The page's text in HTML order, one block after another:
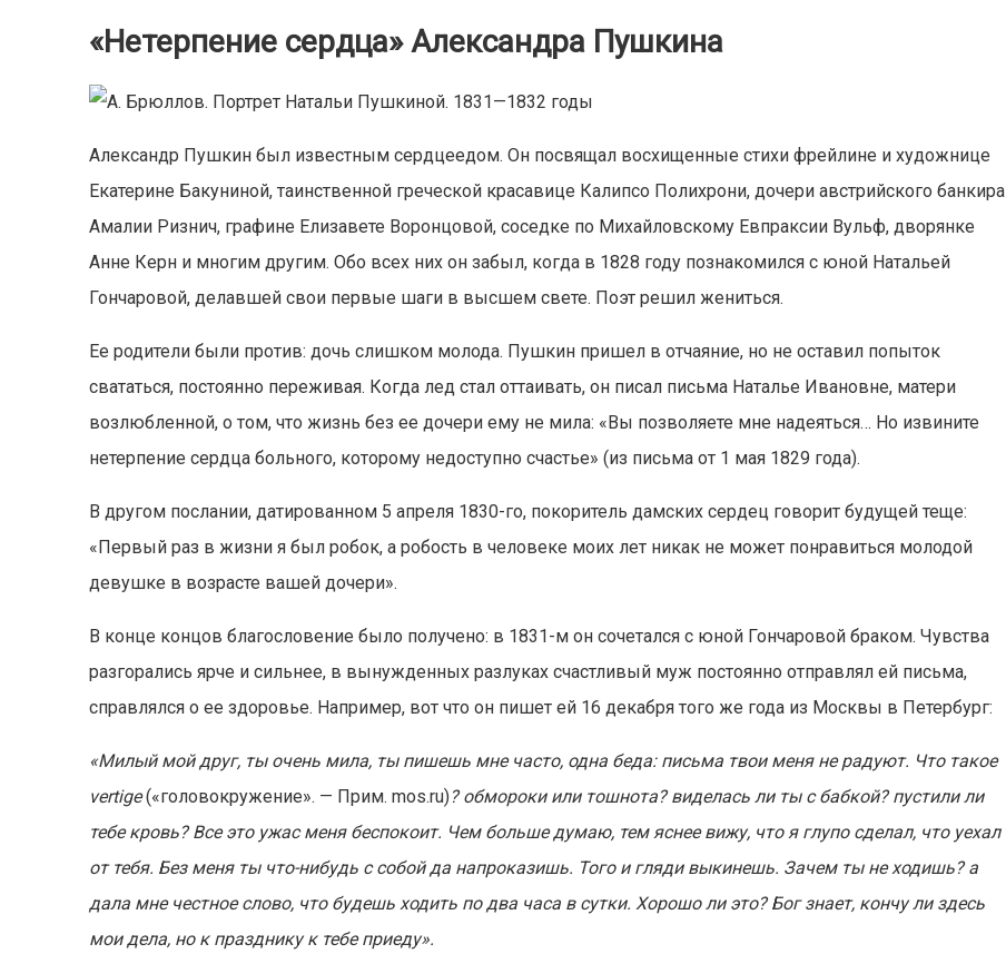
«Нетерпение сердца» Александра Пушкина
Александр Пушкин был известным сердцеедом. Он посвящал восхищенные стихи фрейлине и художнице
Екатерине Бакуниной, таинственной греческой красавице Калипсо Полихрони, дочери австрийского банкира
Амалии Ризнич, графине Елизавете Воронцовой, соседке по Михайловскому Евпраксии Вульф, дворянке
Анне Керн и многим другим. Обо всех них он забыл, когда в 1828 году познакомился с юной Натальей
Гончаровой, делавшей свои первые шаги в высшем свете. Поэт решил жениться.
Ее родители были против: дочь слишком молода. Пушкин пришел в отчаяние, но не оставил попыток
свататься, постоянно переживая. Когда лед стал оттаивать, он писал письма Наталье Ивановне, матери
возлюбленной, о том, что жизнь без ее дочери ему не мила: «Вы позволяете мне надеяться… Но извините
нетерпение сердца больного, которому недоступно счастье» (из письма от 1 мая 1829 года).
В другом послании, датированном 5 апреля 1830-го, покоритель дамских сердец говорит будущей теще:
«Первый раз в жизни я был робок, а робость в человеке моих лет никак не может понравиться молодой
девушке в возрасте вашей дочери».
В конце концов благословение было получено: в 1831-м он сочетался с юной Гончаровой браком. Чувства
разгорались ярче и сильнее, в вынужденных разлуках счастливый муж постоянно отправлял ей письма,
справлялся о ее здоровье. Например, вот что он пишет ей 16 декабря того же года из Москвы в Петербург:
«Милый мой друг, ты очень мила, ты пишешь мне часто, одна беда: письма твои меня не радуют. Что такое
vertige(«головокружение». — Прим. mos.ru)? обмороки или тошнота? виделась ли ты с бабкой? пустили ли
тебе кровь? Все это ужас меня беспокоит. Чем больше думаю, тем яснее вижу, что я глупо сделал, что уехал
от тебя. Без меня ты что-нибудь с собой да напроказишь. Того и гляди выкинешь. Зачем ты не ходишь? а
дала мне честное слово, что будешь ходить по два часа в сутки. Хорошо ли это? Бог знает, кончу ли здесь
мои дела, но к празднику к тебе приеду».